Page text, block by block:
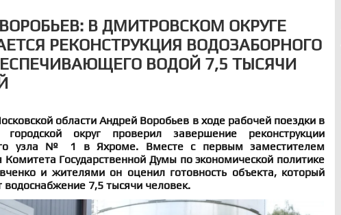
В ДМИТРОВСКОМ ОКРУГЕ
РЕКОНСТРУКЦИЯ ВОДОЗАБОРНОГО
ВОДОЙ 7,5 ТЫСЯЧИ
области Андрей Воробьев в ходе рабочей поездки в
городской округ проверил завершение реконструкции
узла № 1 в Яхроме. Вместе с первым заместителем
Комитета Государственной Думы по экономической политике
и жителями он оценил готовность объекта, который
водоснабжение 7,5 тысячи человек.